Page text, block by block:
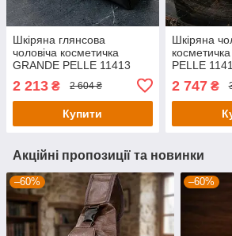
Шкіряна глянсова
чоловіча косметичка
GRANDE PELLE 11413
2 213 ₴ 2 604 ₴
Купити
Шкіряна
PELLE
2 747₴
Акційні пропозиції та новинки
–60% –60%